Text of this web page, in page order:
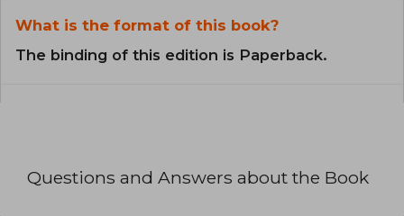
What is the format of this book?
The binding of this edition is Paperback.
Questions and Answers about the Book